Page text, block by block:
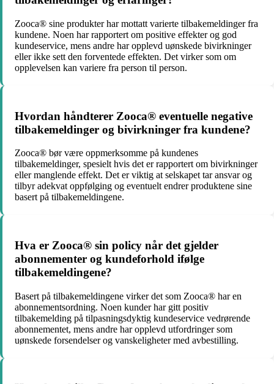
Zooca® sine produkter har mottatt varierte tilbakemeldinger fra
kundene. Noen har rapportert om positive effekter og god
kundeservice, mens andre har opplevd uønskede bivirkninger
eller ikke sett den forventede effekten. Det virker som om
opplevelsen kan variere fra person til person.
Hvordan håndterer Zooca® eventuelle negative
tilbakemeldinger og bivirkninger fra kundene?
Zooca® bør være oppmerksomme på kundenes
tilbakemeldinger, spesielt hvis det er rapportert om bivirkninger
eller manglende effekt. Det er viktig at selskapet tar ansvar og
tilbyr adekvat oppfølging og eventuelt endrer produktene sine
basert på tilbakemeldingene.
Hva er Zooca® sin policy når det gjelder
abonnementer og kundeforhold ifølge
tilbakemeldingene?
Basert på tilbakemeldingene virker det som Zooca® har en
abonnementsordning. Noen kunder har gitt positiv
tilbakemelding på tilpasningsdyktig kundeservice vedrørende
abonnementet, mens andre har opplevd utfordringer som
uønskede forsendelser og vanskeligheter med avbestilling.